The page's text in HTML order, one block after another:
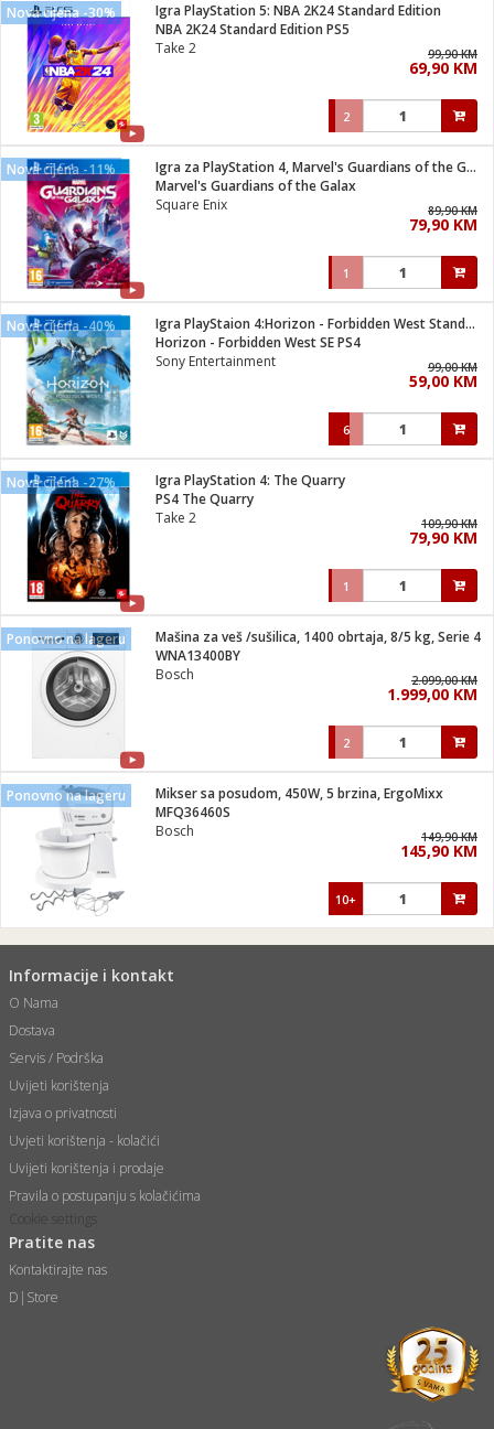
Nova cijena -30%
Igra PlayStation 5: NBA 2K24 Standard Edition
NBA 2K24 Standard Edition PS5
Take 2
99,90 KM
69,90 KM
2
Nova cijena -11%
Igra za PlayStation 4, Marvel's Guardians of the Galaxy
Marvel's Guardians of the Galax
Square Enix
89,90 KM
79,90 KM
1
Nova cijena -40%
Igra PlayStaion 4:Horizon - Forbidden West Standard Edition
Horizon - Forbidden West SE PS4
Sony Entertainment
99,00 KM
59,00 KM
6
Nova cijena -27%
Igra PlayStation 4: The Quarry
PS4 The Quarry
Take 2
109,90 KM
79,90 KM
1
Ponovno na lageru
Mašina za veš /sušilica, 1400 obrtaja, 8/5 kg, Serie 4
WNA13400BY
Bosch
2.099,00 KM
1.999,00 KM
2
Ponovno na lageru
Mikser sa posudom, 450W, 5 brzina, ErgoMixx
MFQ36460S
Bosch
149,90 KM
145,90 KM
10+
Informacije i kontakt
O Nama
Dostava
Servis / Podrška
Uvijeti korištenja
Izjava o privatnosti
Uvjeti korištenja - kolačići
Uvijeti korištenja i prodaje
Pravila o postupanju s kolačićima
Cookie settings
Pratite nas
Kontaktirajte nas
D|Store